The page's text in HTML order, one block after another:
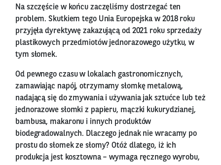
Na szczęście w końcu zaczęliśmy dostrzegać ten
problem. Skutkiem tego Unia Europejska w 2018 roku
przyjęła dyrektywę zakazującą od 2021 roku sprzedaży
plastikowych przedmiotów jednorazowego użytku, w
tym słomek.
Od pewnego czasu w lokalach gastronomicznych,
zamawiając napój, otrzymamy słomkę metalową,
nadającą się do zmywania i używania jak sztućce lub też
jednorazowe słomki z papieru, mączki kukurydzianej,
bambusa, makaronu i innych produktów
biodegradowalnych. Dlaczego jednak nie wracamy po
prostu do słomek ze słomy? Otóż dlatego, iż ich
produkcja jest kosztowna – wymaga ręcznego wyrobu,